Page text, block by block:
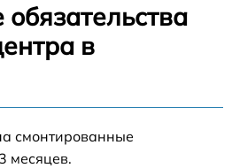
в
смонтированные
месяцев.